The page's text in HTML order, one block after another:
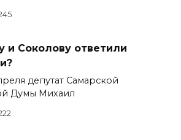
и Соколову ответили
депутат Самарской
Думы Михаил